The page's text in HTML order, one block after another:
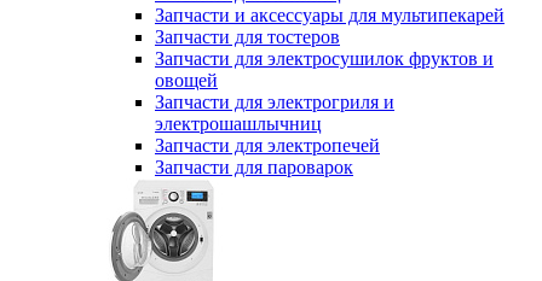
Запчасти и аксессуары для мультипекарей
Запчасти для тостеров
Запчасти для электросушилок фруктов и
овощей
Запчасти для электрогриля и
электрошашлычниц
Запчасти для электропечей
Запчасти для пароварок